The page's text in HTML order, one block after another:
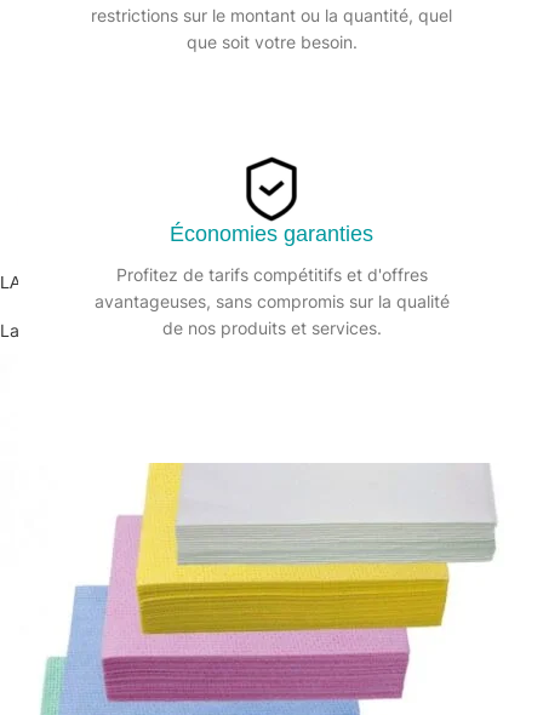
restrictions sur le montant ou la quantité, quel
que soit votre besoin.
Économies garanties
Profitez de tarifs compétitifs et d'offres
avantageuses, sans compromis sur la qualité
de nos produits et services.
LAVETTE AJOURÉE Non tissée ajourée 35x50cm – Sachet de 25
Lavettes et torchons